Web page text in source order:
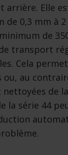
arrière. Elle
de 0,3 mm à
de
transport
Cela permet
au
de
la série 44